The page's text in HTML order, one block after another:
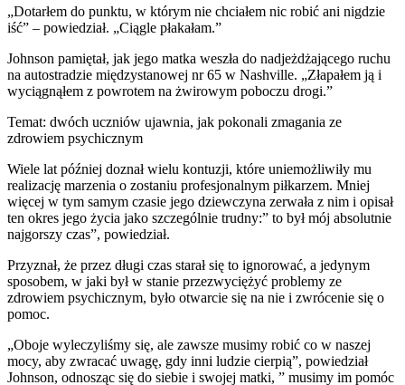
„Dotarłem do punktu, w którym nie chciałem nic robić ani nigdzie
iść” – powiedział. „Ciągle płakałam.”
Johnson pamiętał, jak jego matka weszła do nadjeżdżającego ruchu
na autostradzie międzystanowej nr 65 w Nashville. „Złapałem ją i
wyciągnąłem z powrotem na żwirowym poboczu drogi.”
Temat: dwóch uczniów ujawnia, jak pokonali zmagania ze
zdrowiem psychicznym
Wiele lat później doznał wielu kontuzji, które uniemożliwiły mu
realizację marzenia o zostaniu profesjonalnym piłkarzem. Mniej
więcej w tym samym czasie jego dziewczyna zerwała z nim i opisał
ten okres jego życia jako szczególnie trudny:” to był mój absolutnie
najgorszy czas”, powiedział.
Przyznał, że przez długi czas starał się to ignorować, a jedynym
sposobem, w jaki był w stanie przezwyciężyć problemy ze
zdrowiem psychicznym, było otwarcie się na nie i zwrócenie się o
pomoc.
„Oboje wyleczyliśmy się, ale zawsze musimy robić co w naszej
mocy, aby zwracać uwagę, gdy inni ludzie cierpią”, powiedział
Johnson, odnosząc się do siebie i swojej matki, ” musimy im pomóc